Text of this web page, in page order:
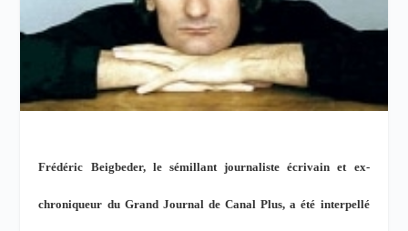
Frédéric Beigbeder, le sémillant journaliste écrivain et ex-
chroniqueur du Grand Journal de Canal Plus, a été interpellé